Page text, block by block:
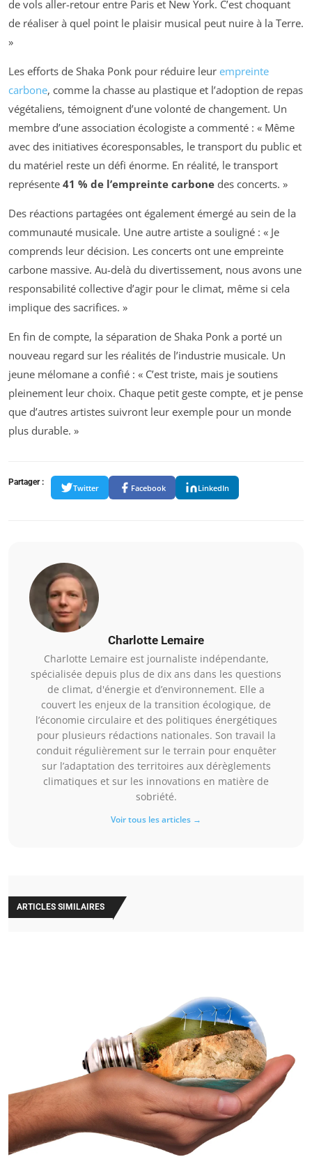
de vols aller-retour entre Paris et New York. C’est choquant
de réaliser à quel point le plaisir musical peut nuire à la Terre.
»
Les efforts de Shaka Ponk pour réduire leur empreinte
carbone, comme la chasse au plastique et l’adoption de repas
végétaliens, témoignent d’une volonté de changement. Un
membre d’une association écologiste a commenté : « Même
avec des initiatives écoresponsables, le transport du public et
du matériel reste un défi énorme. En réalité, le transport
représente 41 % de l’empreinte carbone des concerts. »
Des réactions partagées ont également émergé au sein de la
communauté musicale. Une autre artiste a souligné : « Je
comprends leur décision. Les concerts ont une empreinte
carbone massive. Au-delà du divertissement, nous avons une
responsabilité collective d’agir pour le climat, même si cela
implique des sacrifices. »
En fin de compte, la séparation de Shaka Ponk a porté un
nouveau regard sur les réalités de l’industrie musicale. Un
jeune mélomane a confié : « C’est triste, mais je soutiens
pleinement leur choix. Chaque petit geste compte, et je pense
que d’autres artistes suivront leur exemple pour un monde
plus durable. »
Partager :
Twitter Facebook LinkedIn
Charlotte Lemaire
Charlotte Lemaire est journaliste indépendante,
spécialisée depuis plus de dix ans dans les questions
de climat, d'énergie et d’environnement. Elle a
couvert les enjeux de la transition écologique, de
l’économie circulaire et des politiques énergétiques
pour plusieurs rédactions nationales. Son travail la
conduit régulièrement sur le terrain pour enquêter
sur l’adaptation des territoires aux dérèglements
climatiques et sur les innovations en matière de
sobriété.
Voir tous les articles →
ARTICLES SIMILAIRES